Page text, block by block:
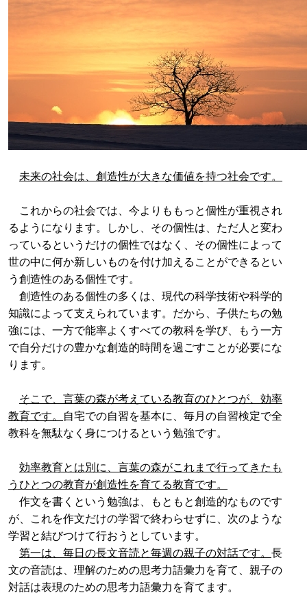
未来の社会は、創造性が大きな価値を持つ社会です。
これからの社会では、今よりももっと個性が重視され
るようになります。しかし、その個性は、ただ人と変わ
っているというだけの個性ではなく、その個性によって
世の中に何か新しいものを付け加えることができるとい
う創造性のある個性です。
創造性のある個性の多くは、現代の科学技術や科学的
知識によって支えられています。だから、子供たちの勉
強には、一方で能率よくすべての教科を学び、もう一方
で自分だけの豊かな創造的時間を過ごすことが必要にな
ります。
そこで、言葉の森が考えている教育のひとつが、効率
教育です。 自宅での自習を基本に、毎月の自習検定で全
教科を無駄なく身につけるという勉強です。
効率教育とは別に、言葉の森がこれまで行ってきたも
うひとつの教育が創造性を育てる教育です。
作文を書くという勉強は、もともと創造的なものです
が、これを作文だけの学習で終わらせずに、次のような
学習と結びつけて行おうとしています。
第一は、毎日の長文音読と毎週の親子の対話です。 長
文の音読は、理解のための思考力語彙力を育て、親子の
対話は表現のための思考力語彙力を育てます。